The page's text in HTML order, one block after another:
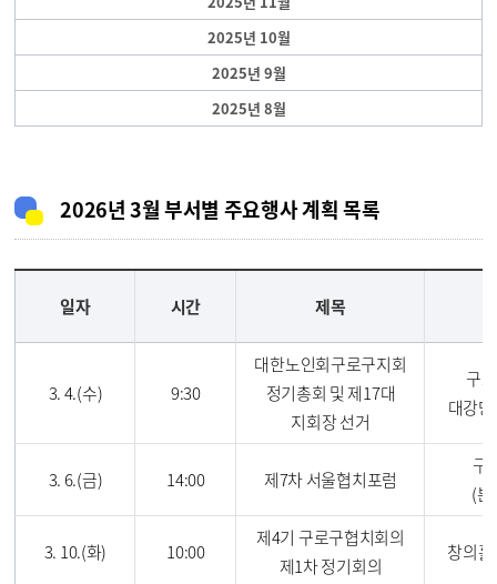
2025년 10월
2025년 9월
2025년 8월
2026년 3월 부서별 주요행사 계획 목록
일자 시간 제목
3. 4.(수) 9:30
대한노인회구로구지회
정기총회 및 제17대
지회장 선거
구
대강
3. 6.(금) 14:00 제7차 서울협치포럼
구
(
3. 10.(화) 10:00
제4기 구로구협치회의
제1차 정기회의
창의